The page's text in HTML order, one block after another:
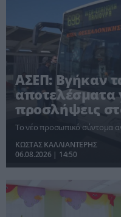
ΑΣΕΠ: Βγήκαν
αποτελέσματα
προσλήψεις
Το νέο προσωπικό σύντομα
ΚΩΣΤΑΣ ΚΑΛΛΙΑΝΤΕΡΗΣ
06.08.2026 | 14:50